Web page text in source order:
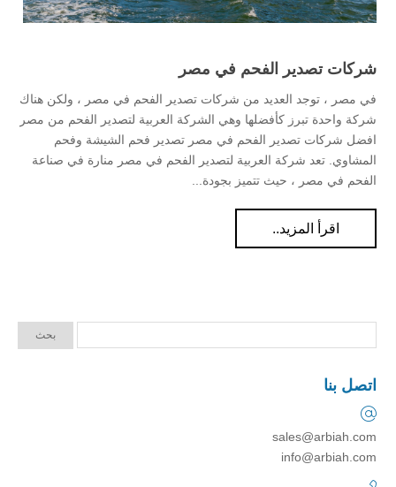
شركات تصدير الفحم في مصر
في مصر ، توجد العديد من شركات تصدير الفحم في مصر ، ولكن هناك
شركة واحدة تبرز كأفضلها وهي الشركة العربية لتصدير الفحم من مصر
افضل شركات تصدير الفحم في مصر تصدير فحم الشيشة وفحم
المشاوي. تعد شركة العربية لتصدير الفحم في مصر منارة في صناعة
الفحم في مصر ، حيث تتميز بجودة...
اقرأ المزيد..
اتصل بنا
sales@arbiah.com
info@arbiah.com